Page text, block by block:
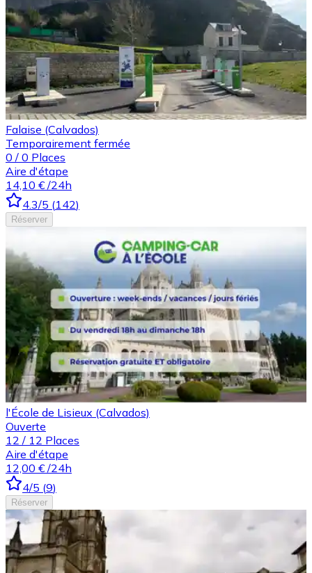
Falaise (Calvados)
Temporairement fermée
0 / 0 Places
Aire d'étape
14,10 € /24h
4.3/5 (142)
Réserver
l'École de Lisieux (Calvados)
Ouverte
12 / 12 Places
Aire d'étape
12,00 € /24h
4/5 (9)
Réserver